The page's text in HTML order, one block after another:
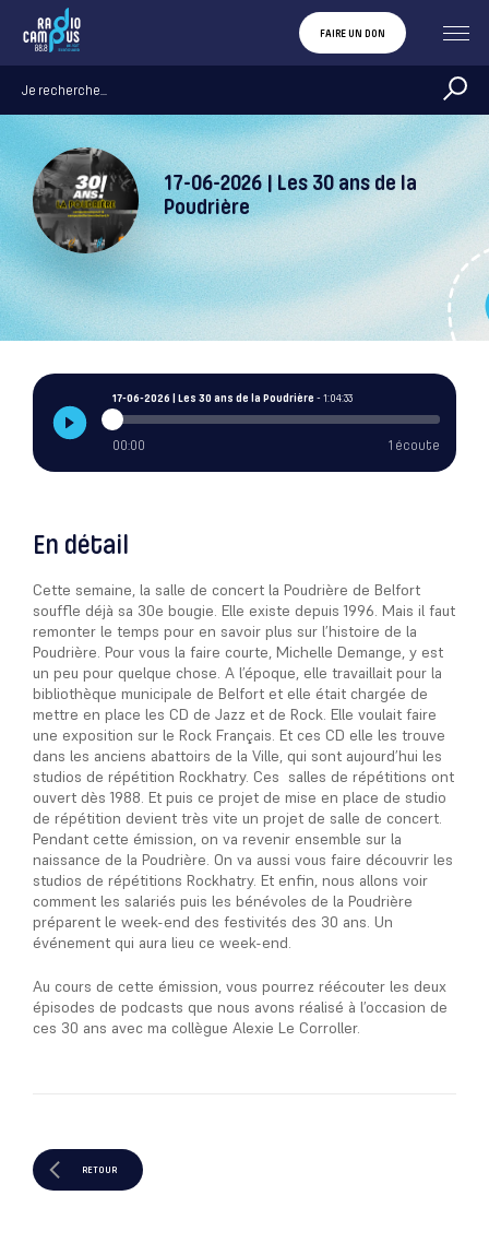
FAIRE UN DON
17-06-2026 | Les 30 ans de la
Poudrière
17-06-2026 | Les 30 ans de la Poudrière - 1:04:33
00:00 1 écoute
En détail
Cette semaine, la salle de concert la Poudrière de Belfort
souffle déjà sa 30e bougie. Elle existe depuis 1996. Mais il faut
remonter le temps pour en savoir plus sur l’histoire de la
Poudrière. Pour vous la faire courte, Michelle Demange, y est
un peu pour quelque chose. A l’époque, elle travaillait pour la
bibliothèque municipale de Belfort et elle était chargée de
mettre en place les CD de Jazz et de Rock. Elle voulait faire
une exposition sur le Rock Français. Et ces CD elle les trouve
dans les anciens abattoirs de la Ville, qui sont aujourd’hui les
studios de répétition Rockhatry. Ces salles de répétitions ont
ouvert dès 1988. Et puis ce projet de mise en place de studio
de répétition devient très vite un projet de salle de concert.
Pendant cette émission, on va revenir ensemble sur la
naissance de la Poudrière. On va aussi vous faire découvrir les
studios de répétitions Rockhatry. Et enfin, nous allons voir
comment les salariés puis les bénévoles de la Poudrière
préparent le week-end des festivités des 30 ans. Un
événement qui aura lieu ce week-end.
Au cours de cette émission, vous pourrez réécouter les deux
épisodes de podcasts que nous avons réalisé à l’occasion de
ces 30 ans avec ma collègue Alexie Le Corroller.
RETOUR